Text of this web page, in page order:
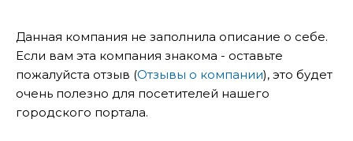
Данная компания не заполнила описание о себе.
Если вам эта компания знакома - оставьте
пожалуйста отзыв (Отзывы о компании), это будет
очень полезно для посетителей нашего
городского портала.